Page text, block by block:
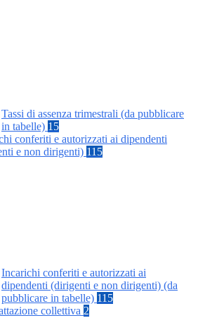
Tassi di assenza trimestrali (da pubblicare
in tabelle) 15
conferiti e autorizzati ai dipendenti
e non dirigenti) 115
Incarichi conferiti e autorizzati ai
dipendenti (dirigenti e non dirigenti) (da
pubblicare in tabelle) 115
collettiva 2